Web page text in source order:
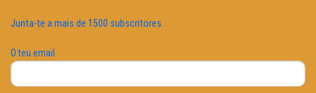
Junta-te a mais de 1500 subscritores.
O teu email